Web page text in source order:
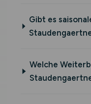
Gibt es
Welche